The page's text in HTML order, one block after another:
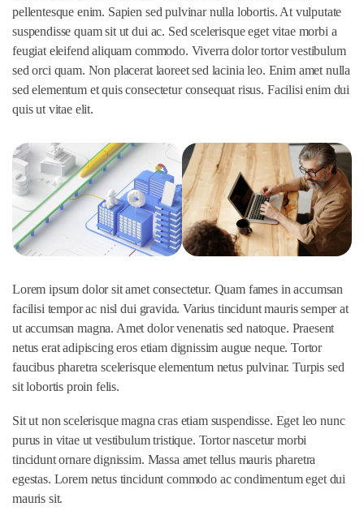
pellentesque enim. Sapien sed pulvinar nulla lobortis. At vulputate
suspendisse quam sit ut dui ac. Sed scelerisque eget vitae morbi a
feugiat eleifend aliquam commodo. Viverra dolor tortor vestibulum
sed orci quam. Non placerat laoreet sed lacinia leo. Enim amet nulla
sed elementum et quis consectetur consequat risus. Facilisi enim dui
quis ut vitae elit.
Lorem ipsum dolor sit amet consectetur. Quam fames in accumsan
facilisi tempor ac nisl dui gravida. Varius tincidunt mauris semper at
ut accumsan magna. Amet dolor venenatis sed natoque. Praesent
netus erat adipiscing eros etiam dignissim augue neque. Tortor
faucibus pharetra scelerisque elementum netus pulvinar. Turpis sed
sit lobortis proin felis.
Sit ut non scelerisque magna cras etiam suspendisse. Eget leo nunc
purus in vitae ut vestibulum tristique. Tortor nascetur morbi
tincidunt ornare dignissim. Massa amet tellus mauris pharetra
egestas. Lorem netus tincidunt commodo ac condimentum eget dui
mauris sit.